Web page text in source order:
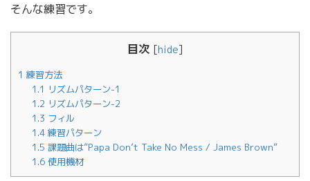
そんな練習です。
目次 [hide]
1 練習方法
1.1 リズムパターン-1
1.2 リズムパターン-2
1.3 フィル
1.4練習パターン
1.5 課題曲は”Papa Don’t Take No Mess / James Brown”
1.6使用機材